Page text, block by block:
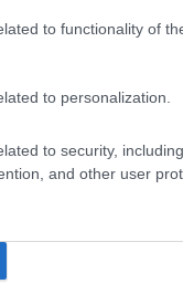
to functionality of
to personalization.
to security, including
and other user